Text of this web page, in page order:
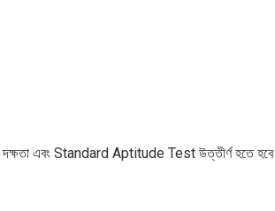
দক্ষতা এবং Standard Aptitude Test উত্তীর্ণ হতে হবে